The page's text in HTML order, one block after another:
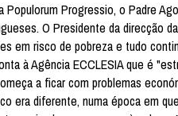
Populorum Progressio, o Padre
O Presidente da direcção
em risco de pobreza e tudo
à Agência ECCLESIA que é
a ficar com problemas
era diferente, numa época em